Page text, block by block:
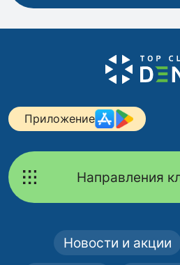
Приложение
Направления
Новости и акции